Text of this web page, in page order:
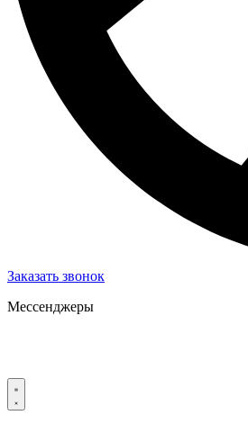
Заказать звонок
Мессенджеры